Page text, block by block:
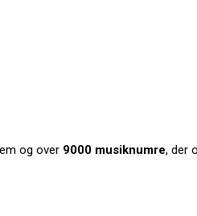
og over 9000 musiknumre, der